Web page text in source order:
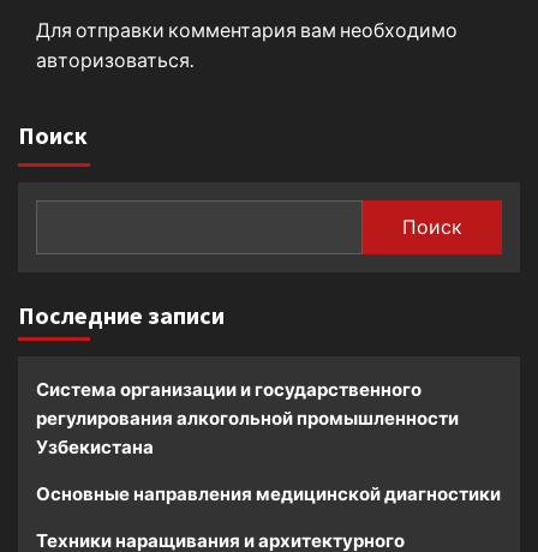
Для отправки комментария вам необходимо
авторизоваться
Поиск
Поиск
Последние записи
Система организации и государственного
регулирования алкогольной промышленности
Узбекистана
Основные направления медицинской диагностики
Техники наращивания и архитектурного